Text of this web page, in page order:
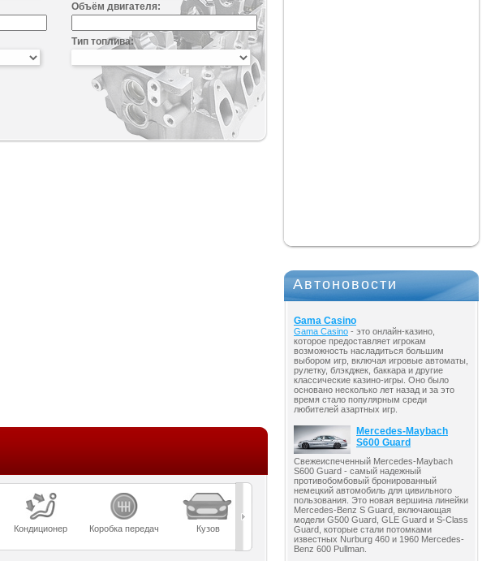
Объём двигателя:
Тип топлива:
Кондиционер Коробка передач Кузов Масла Мост
Автоновости
Gama Casino
Gama Casino - это онлайн-казино,
которое предоставляет игрокам
возможность насладиться большим
выбором игр, включая игровые автоматы,
рулетку, блэкджек, баккара и другие
классические казино-игры. Оно было
основано несколько лет назад и за это
время стало популярным среди
любителей азартных игр.
Mercedes-Maybach
S600 Guard
Свежеиспеченный Mercedes-Maybach
S600 Guard - самый надежный
противобомбовый бронированный
немецкий автомобиль для цивильного
пользования. Это новая вершина линейки
Mercedes-Benz S Guard, включающая
модели G500 Guard, GLE Guard и S-Class
Guard, которые стали потомками
известных Nurburg 460 и 1960 Mercedes-
Benz 600 Pullman.